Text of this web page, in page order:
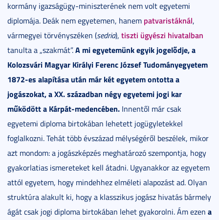
kormány igazságügy-miniszterének nem volt egyetemi
diplomája. Deák nem egyetemen, hanem patvaristáknál,
vármegyei törvényszéken (sedria), tiszti ügyészi hivatalban
tanulta a „szakmát”.A mi egyetemünk egyik jogelődje, a
Kolozsvári Magyar Királyi Ferenc József Tudományegyetem
1872-es alapítása után már két egyetem ontotta a
jogászokat, a XX. században négy egyetemi jogi kar
működött a Kárpát-medencében. Innentől már csak
egyetemi diploma birtokában lehetett jogügyletekkel
foglalkozni. Tehát több évszázad mélységéről beszélek, mikor
azt mondom: a jogászképzés meghatározó szempontja, hogy
gyakorlatias ismereteket kell átadni. Ugyanakkor az egyetem
attól egyetem, hogy mindehhez elméleti alapozást ad. Olyan
struktúra alakult ki, hogy a klasszikus jogász hivatás bármely
ágát csak jogi diploma birtokában lehet gyakorolni. Ám ezen a